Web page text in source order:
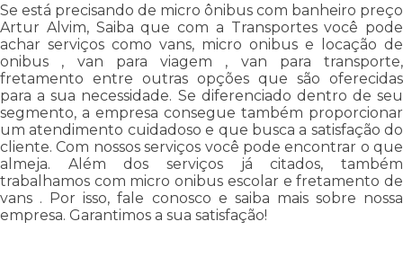
Se está precisando de micro ônibus com banheiro preço
Artur Alvim, Saiba que com a Transportes você pode
achar serviços como vans, micro onibus e locação de
onibus , van para viagem , van para transporte,
fretamento entre outras opções que são oferecidas
para a sua necessidade. Se diferenciado dentro de seu
segmento, a empresa consegue também proporcionar
um atendimento cuidadoso e que busca a satisfação do
cliente. Com nossos serviços você pode encontrar o que
almeja. Além dos serviços já citados, também
trabalhamos com micro onibus escolar e fretamento de
vans . Por isso, fale conosco e saiba mais sobre nossa
empresa. Garantimos a sua satisfação!